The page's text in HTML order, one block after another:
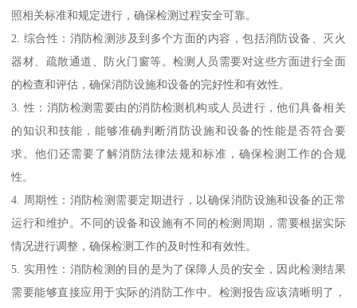
照相关标准和规定进行，确保检测过程安全可靠。
2. 综合性：消防检测涉及到多个方面的内容，包括消防设备、灭火
器材、疏散通道、防火门窗等。检测人员需要对这些方面进行全面
的检查和评估，确保消防设施和设备的完好性和有效性。
3. 性：消防检测需要由的消防检测机构或人员进行，他们具备相关
的知识和技能，能够准确判断消防设施和设备的性能是否符合要
求。他们还需要了解消防法律法规和标准，确保检测工作的合规
性。
4. 周期性：消防检测需要定期进行，以确保消防设施和设备的正常
运行和维护。不同的设备和设施有不同的检测周期，需要根据实际
情况进行调整，确保检测工作的及时性和有效性。
5. 实用性：消防检测的目的是为了保障人员的安全，因此检测结果
需要能够直接应用于实际的消防工作中。检测报告应该清晰明了，